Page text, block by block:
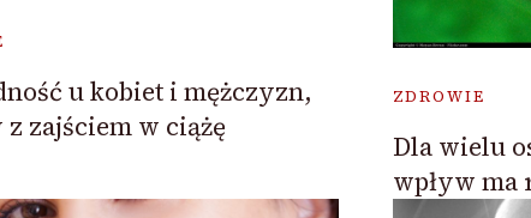
u kobiet i mężczyzn,
z zajściem w ciążę
ZDROWIE
Dla wielu
wpływ